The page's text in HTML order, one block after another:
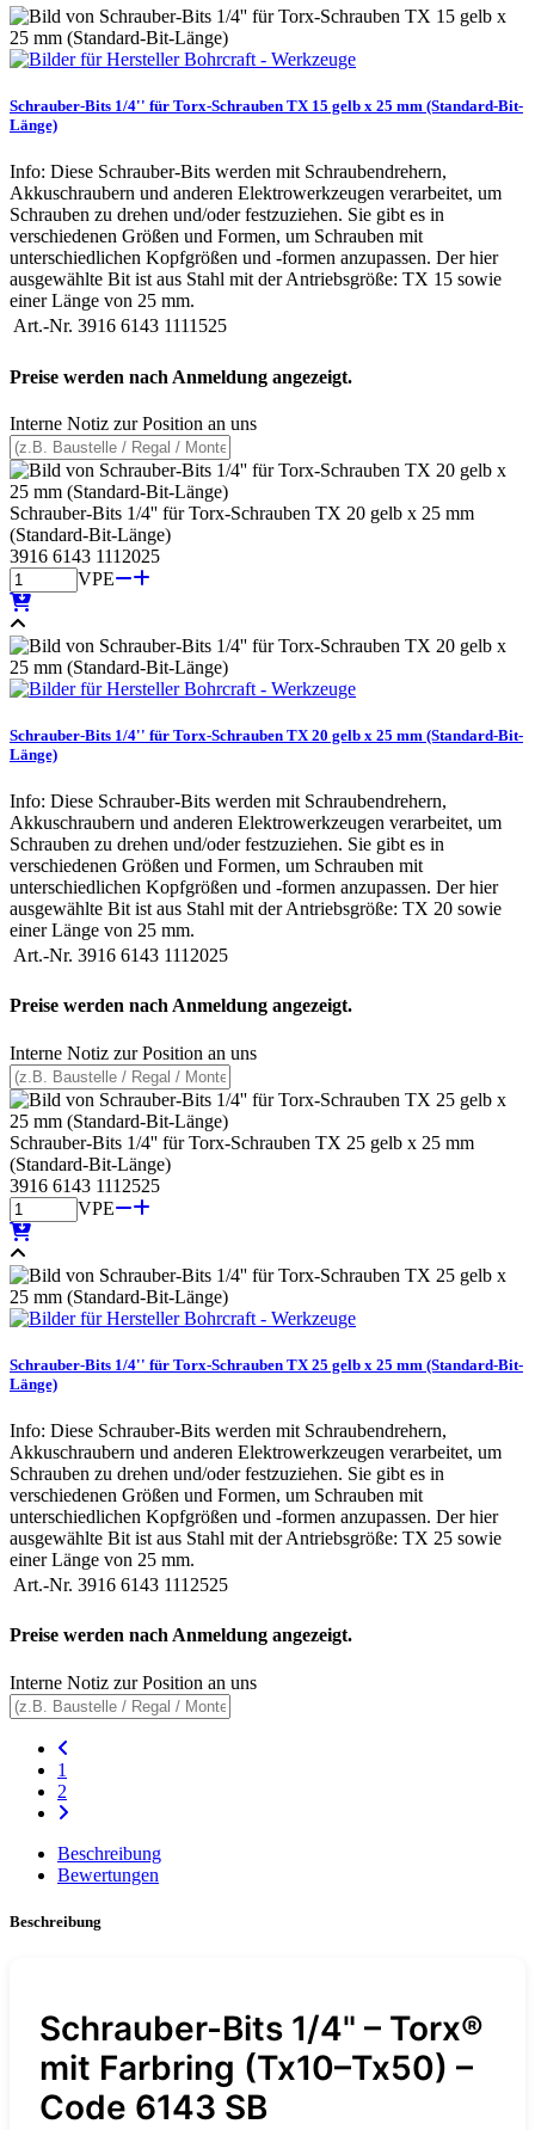
Schrauber-Bits 1/4'' für Torx-Schrauben TX 15 gelb x 25 mm (Standard-Bit-
Länge)
Info: Diese Schrauber-Bits werden mit Schraubendrehern,
Akkuschraubern und anderen Elektrowerkzeugen verarbeitet, um
Schrauben zu drehen und/oder festzuziehen. Sie gibt es in
verschiedenen Größen und Formen, um Schrauben mit
unterschiedlichen Kopfgrößen und -formen anzupassen. Der hier
ausgewählte Bit ist aus Stahl mit der Antriebsgröße: TX 15 sowie
einer Länge von 25 mm.
Art.-Nr. 3916 6143 1111525
Preise werden nach Anmeldung angezeigt.
Interne Notiz zur Position an uns
Schrauber-Bits 1/4'' für Torx-Schrauben TX 20 gelb x 25 mm
(Standard-Bit-Länge)
3916 6143 1112025
VPE
Schrauber-Bits 1/4'' für Torx-Schrauben TX 20 gelb x 25 mm (Standard-Bit-
Länge)
Info: Diese Schrauber-Bits werden mit Schraubendrehern,
Akkuschraubern und anderen Elektrowerkzeugen verarbeitet, um
Schrauben zu drehen und/oder festzuziehen. Sie gibt es in
verschiedenen Größen und Formen, um Schrauben mit
unterschiedlichen Kopfgrößen und -formen anzupassen. Der hier
ausgewählte Bit ist aus Stahl mit der Antriebsgröße: TX 20 sowie
einer Länge von 25 mm.
Art.-Nr. 3916 6143 1112025
Preise werden nach Anmeldung angezeigt.
Interne Notiz zur Position an uns
Schrauber-Bits 1/4'' für Torx-Schrauben TX 25 gelb x 25 mm
(Standard-Bit-Länge)
3916 6143 1112525
VPE
Schrauber-Bits 1/4'' für Torx-Schrauben TX 25 gelb x 25 mm (Standard-Bit-
Länge)
Info: Diese Schrauber-Bits werden mit Schraubendrehern,
Akkuschraubern und anderen Elektrowerkzeugen verarbeitet, um
Schrauben zu drehen und/oder festzuziehen. Sie gibt es in
verschiedenen Größen und Formen, um Schrauben mit
unterschiedlichen Kopfgrößen und -formen anzupassen. Der hier
ausgewählte Bit ist aus Stahl mit der Antriebsgröße: TX 25 sowie
einer Länge von 25 mm.
Art.-Nr. 3916 6143 1112525
Preise werden nach Anmeldung angezeigt.
Interne Notiz zur Position an uns
1
2
Beschreibung
Bewertungen
Beschreibung
Schrauber-Bits 1/4" – Torx®
mit Farbring (Tx10–Tx50) –
Code 6143 SB